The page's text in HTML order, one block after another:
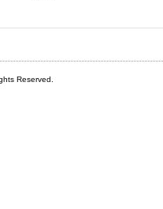
Reserved.